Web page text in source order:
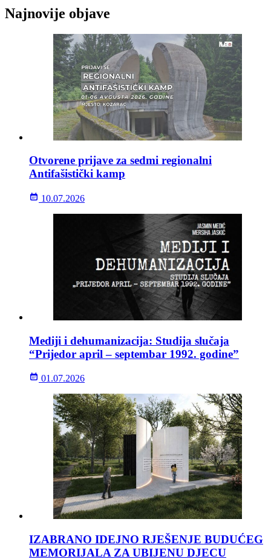
člancima
Najnovije objave
Otvorene prijave za sedmi regionalni
Antifašistički kamp
10.07.2026
Mediji i dehumanizacija: Studija slučaja
“Prijedor april – septembar 1992. godine”
01.07.2026
IZABRANO IDEJNO RJEŠENJE BUDUĆEG
MEMORIJALA ZA UBIJENU DJECU